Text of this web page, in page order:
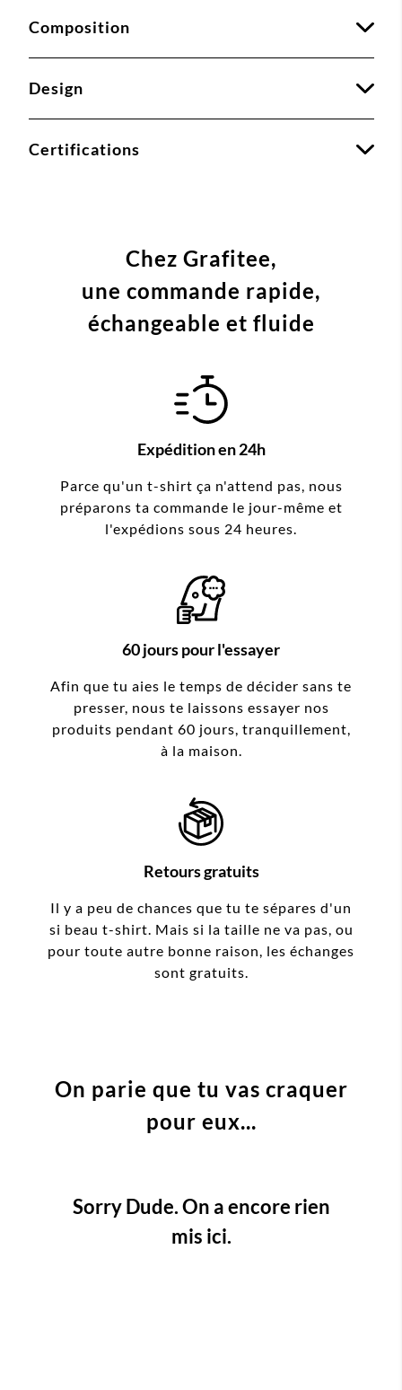
Composition
Design
Certifications
Chez Grafitee,
une commande rapide,
échangeable et fluide
Expédition en 24h
Parce qu'un t-shirt ça n'attend pas, nous
préparons ta commande le jour-même et
l'expédions sous 24 heures.
60 jours pour l'essayer
Afin que tu aies le temps de décider sans te
presser, nous te laissons essayer nos
produits pendant 60 jours, tranquillement,
à la maison.
Retours gratuits
Il y a peu de chances que tu te sépares d'un
si beau t-shirt. Mais si la taille ne va pas, ou
pour toute autre bonne raison, les échanges
sont gratuits.
On parie que tu vas craquer
pour eux...
Sorry Dude. On a encore rien
mis ici.